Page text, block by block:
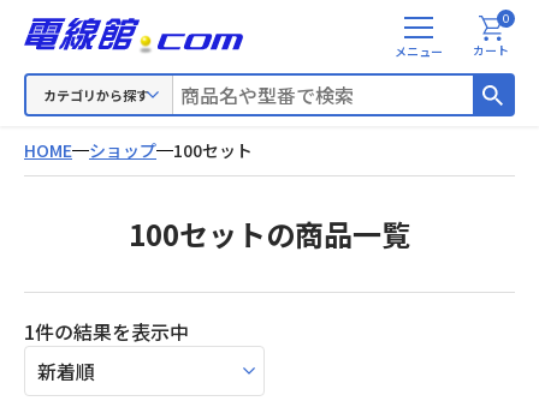
カテゴリから探す
メ
ニ
カート
0
HOME ショップ 100セット
100セットの商品一覧
1件の結果を表示中